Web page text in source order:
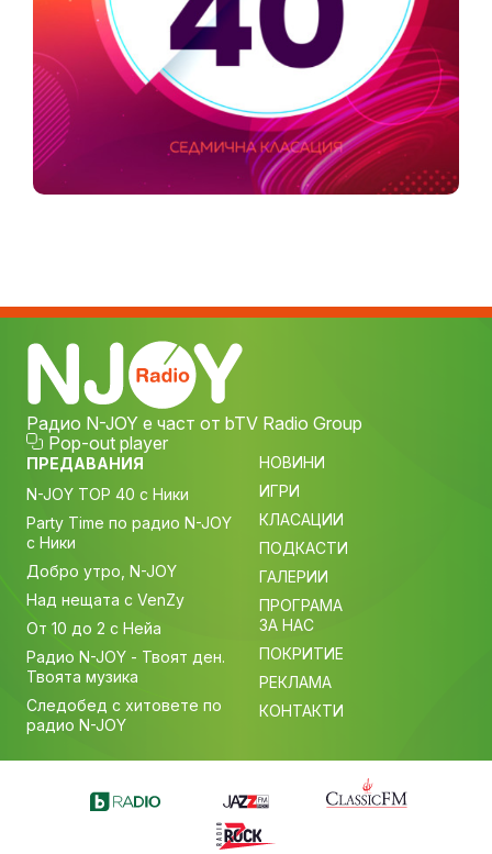
Радио N-JOY е част от bTV Radio Group
Pop-out player
ПРЕДАВАНИЯ
N-JOY TOP 40 с Ники
Party Time по радио N-JOY
с Ники
Добро утро, N-JOY
Над нещата с VenZy
От 10 до 2 с Нейа
Радио N-JOY - Твоят ден.
Твоята музика
Следобед с хитовете по
радио N-JOY
НОВИНИ
ИГРИ
КЛАСАЦИИ
ПОДКАСТИ
ГАЛЕРИИ
ПРОГРАМА
ЗА НАС
ПОКРИТИЕ
РЕКЛАМА
КОНТАКТИ